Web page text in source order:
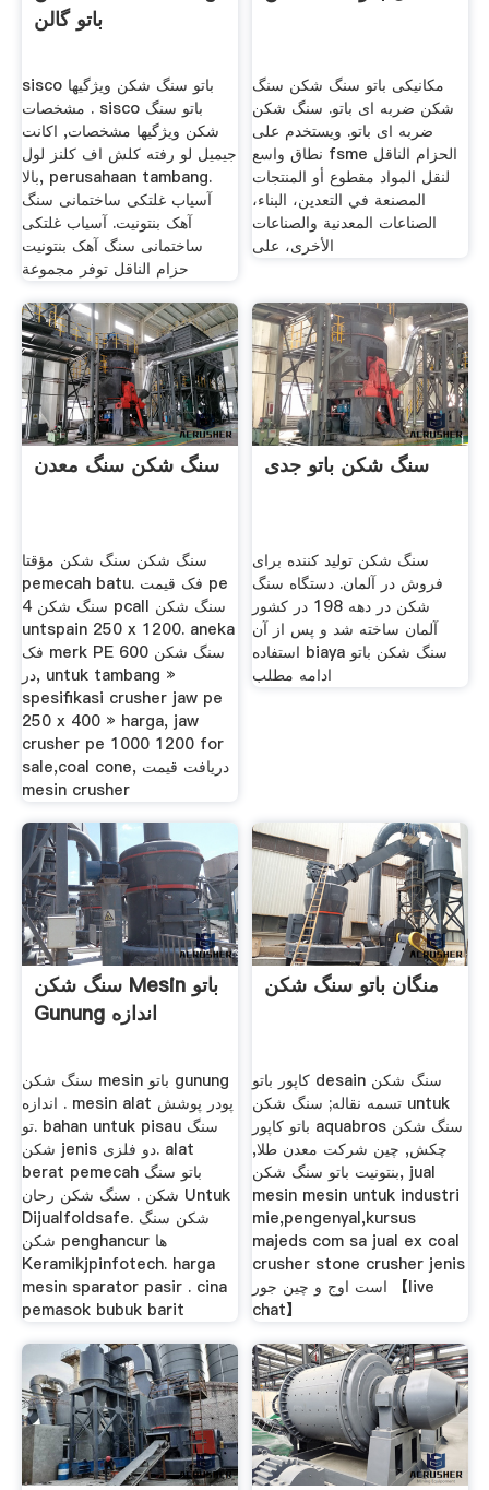
باتو گالن
sisco باتو سنگ شکن ویژگیها
مشخصات . sisco باتو سنگ
شکن ویژگیها مشخصات, اکانت
جیمیل لو رفته کلش اف کلنز لول
بالا, perusahaan tambang.
آسیاب غلتکی ساختمانی سنگ
آهک بنتونیت. آسیاب غلتکی
ساختمانی سنگ آهک بنتونیت
حزام الناقل توفر مجموعة
مکانیکی باتو سنگ شکن سنگ
شکن ضربه ای باتو. سنگ شکن
ضربه ای باتو. ويستخدم على
نطاق واسع fsme الحزام الناقل
لنقل المواد مقطوع أو المنتجات
المصنعة في التعدين، البناء،
الصناعات المعدنية والصناعات
الأخرى، على
سنگ شکن سنگ معدن
سنگ شکن سنگ شکن مؤقتا
pemecah batu. فک قیمت pe
سنگ شکن 4 pcall سنگ شکن
untspain 250 x 1200. aneka
فک merk PE سنگ شکن 600
در, untuk tambang »
spesifikasi crusher jaw pe
250 x 400 » harga, jaw
crusher pe 1000 1200 for
sale,coal cone, دریافت قیمت
mesin crusher
سنگ شکن باتو جدی
سنگ شکن تولید کننده برای
فروش در آلمان. دستگاه سنگ
شکن در دهه 198 در کشور
آلمان ساخته شد و پس از آن
استفاده biaya سنگ شکن باتو
ادامه مطلب
سنگ شکن Mesin باتو
Gunung اندازه
سنگ شکن mesin باتو gunung
اندازه . mesin alat پودر پوشش
تو. bahan untuk pisau سنگ
شکن jenis دو فلزی. alat
berat pemecah باتو سنگ
شکن . سنگ شکن رحان Untuk
Dijualfoldsafe. شکن سنگ
شکن penghancur ها
Keramikjpinfotech. harga
mesin sparator pasir . cina
pemasok bubuk barit
منگان باتو سنگ شکن
کاپور باتو desain سنگ شکن
تسمه نقاله; سنگ شکن untuk
باتو کاپور aquabros سنگ شکن
چکش, چین شرکت معدن طلا,
بنتونیت باتو سنگ شکن, jual
mesin mesin untuk industri
mie,pengenyal,kursus
majeds com sa jual ex coal
crusher stone crusher jenis
است اوج و چین جور 【live
chat】